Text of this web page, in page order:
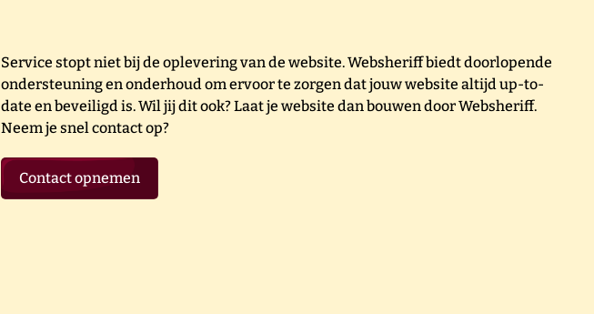
Service stopt niet bij de oplevering van de website. Websheriff biedt doorlopende
ondersteuning en onderhoud om ervoor te zorgen dat jouw website altijd up-to-
date en beveiligd is. Wil jij dit ook? Laat je website dan bouwen door Websheriff.
Neem je snel contact op?
Contact opnemen